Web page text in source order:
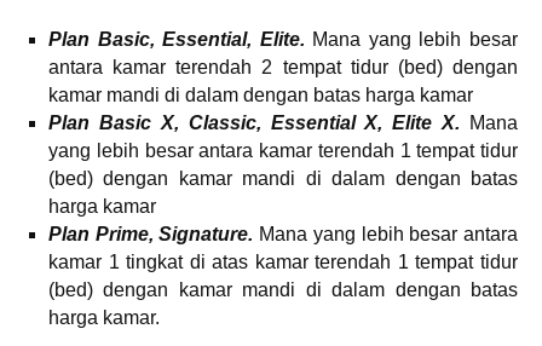
Plan Basic, Essential, Elite. Mana yang lebih besar
antara kamar terendah 2 tempat tidur (bed) dengan
kamar mandi di dalam dengan batas harga kamar
Plan Basic X, Classic, Essential X, Elite X.
Mana
yang lebih besar antara kamar terendah 1 tempat tidur
(bed) dengan kamar mandi di dalam dengan batas
harga kamar
Plan Prime, Signature. Mana yang lebih besar antara
kamar 1 tingkat di atas kamar terendah 1 tempat tidur
(bed) dengan kamar mandi di dalam dengan batas
harga kamar.